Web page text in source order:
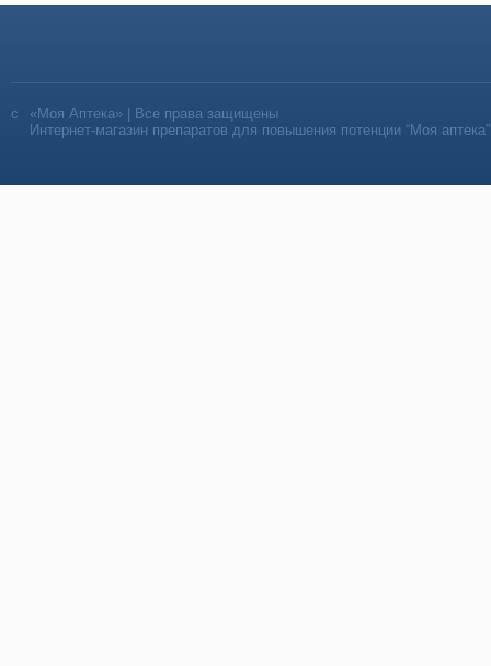
«Моя Аптека» | Все права защищены
Интернет-магазин препаратов для повышения потенции “Моя